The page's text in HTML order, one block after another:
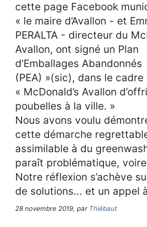
cette page Facebook
« le maire d’Avallon - et
PERALTA - directeur du
Avallon, ont signé un Plan
d’Emballages Abandonnés
(PEA) »(sic), dans le cadre
« McDonald’s Avallon
poubelles à la ville. »
Nous avons voulu
cette démarche
assimilable à du
paraît problématique,
Notre réflexion s’achève
de solutions... et un appel
28 novembre 2019, par Thiébaut